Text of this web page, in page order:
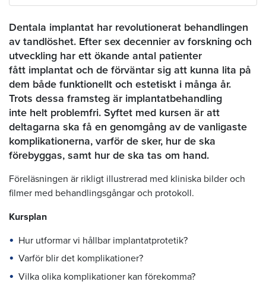
Dentala implantat har revolutionerat behandlingen
av tandlöshet. Efter sex decennier av forskning och
utveckling har ett ökande antal patienter
fått implantat och de förväntar sig att kunna lita på
dem både funktionellt och estetiskt i många år.
Trots dessa framsteg är implantatbehandling
inte helt problemfri. Syftet med kursen är att
deltagarna ska få en genomgång av de vanligaste
komplikationerna, varför de sker, hur de ska
förebyggas, samt hur de ska tas om hand.
Föreläsningen är rikligt illustrerad med kliniska bilder och
filmer med behandlingsgångar och protokoll.
Kursplan
Hur utformar vi hållbar implantatprotetik?
Varför blir det komplikationer?
Vilka olika komplikationer kan förekomma?